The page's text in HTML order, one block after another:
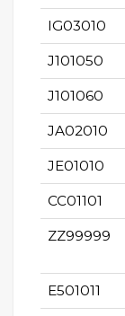
IG03010
J101050
J101060
JA02010
JE01010
CC01101
ZZ99999
E501011